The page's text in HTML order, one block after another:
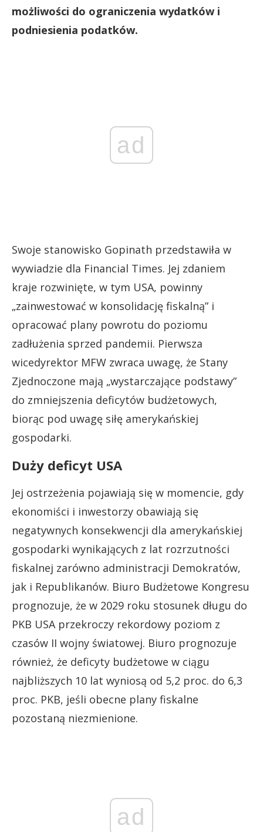
możliwości do ograniczenia wydatków i
podniesienia podatków.
ad
Swoje stanowisko Gopinath przedstawiła w
wywiadzie dla Financial Times. Jej zdaniem
kraje rozwinięte, w tym USA, powinny
„zainwestować w konsolidację fiskalną” i
opracować plany powrotu do poziomu
zadłużenia sprzed pandemii. Pierwsza
wicedyrektor MFW zwraca uwagę, że Stany
Zjednoczone mają „wystarczające podstawy”
do zmniejszenia deficytów budżetowych,
biorąc pod uwagę siłę amerykańskiej
gospodarki.
Duży deficyt USA
Jej ostrzeżenia pojawiają się w momencie, gdy
ekonomiści i inwestorzy obawiają się
negatywnych konsekwencji dla amerykańskiej
gospodarki wynikających z lat rozrzutności
fiskalnej zarówno administracji Demokratów,
jak i Republikanów. Biuro Budżetowe Kongresu
prognozuje, że w 2029 roku stosunek długu do
PKB USA przekroczy rekordowy poziom z
czasów II wojny światowej. Biuro prognozuje
również, że deficyty budżetowe w ciągu
najbliższych 10 lat wyniosą od 5,2 proc. do 6,3
proc. PKB, jeśli obecne plany fiskalne
pozostaną niezmienione.
ad